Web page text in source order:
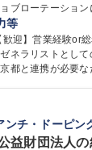
ブローテーショ
等幅広い部署での
ております！ ※下記業
経理など当公社
管理運営、新宿
の見学ツアー事
社の定める業務 募集職種
◇残業月平均9時間
等
迎】営業経験or
ネラリストとし
都と連携が必要
を経験できます。
場内に設置された
など、事業収益
ンチ・ドーピン
益財団法人